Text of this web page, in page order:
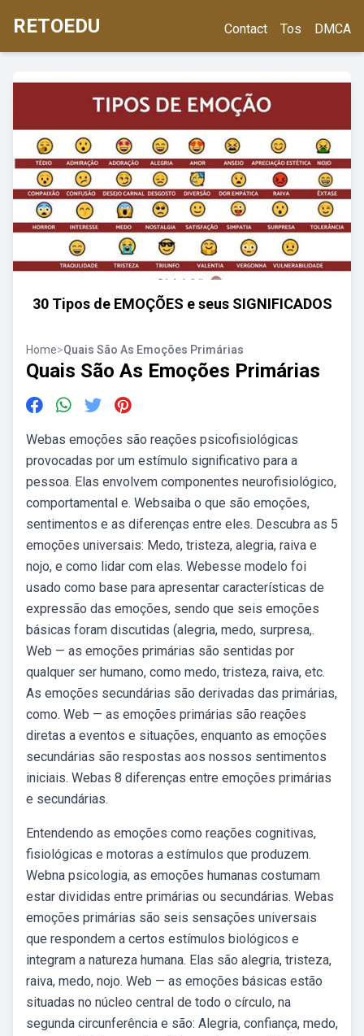
RETOEDU Contact Tos DMCA
30 Tipos de EMOÇÕES e seus SIGNIFICADOS
Home>Quais São As Emoções Primárias
Quais São As Emoções Primárias
Webas emoções são reações psicofisiológicas
provocadas por um estímulo significativo para a
pessoa. Elas envolvem componentes neurofisiológico,
comportamental e. Websaiba o que são emoções,
sentimentos e as diferenças entre eles. Descubra as 5
emoções universais: Medo, tristeza, alegria, raiva e
nojo, e como lidar com elas. Webesse modelo foi
usado como base para apresentar características de
expressão das emoções, sendo que seis emoções
básicas foram discutidas (alegria, medo, surpresa,.
Web — as emoções primárias são sentidas por
qualquer ser humano, como medo, tristeza, raiva, etc.
As emoções secundárias são derivadas das primárias,
como. Web — as emoções primárias são reações
diretas a eventos e situações, enquanto as emoções
secundárias são respostas aos nossos sentimentos
iniciais. Webas 8 diferenças entre emoções primárias
e secundárias.
Entendendo as emoções como reações cognitivas,
fisiológicas e motoras a estímulos que produzem.
Webna psicologia, as emoções humanas costumam
estar divididas entre primárias ou secundárias. Webas
emoções primárias são seis sensações universais
que respondem a certos estímulos biológicos e
integram a natureza humana. Elas são alegria, tristeza,
raiva, medo, nojo. Web — as emoções básicas estão
situadas no núcleo central de todo o círculo, na
segunda circunferência e são: Alegria, confiança, medo,